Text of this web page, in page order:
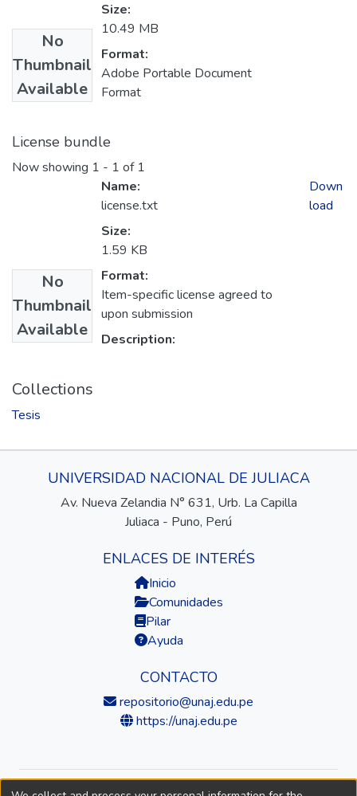
No
Thumbnail
Available
Size:
10.49 MB
Format:
Adobe Portable Document
Format
License bundle
Now showing 1 - 1 of 1
No
Thumbnail
Available
Name:
license.txt
Size:
1.59 KB
Format:
Item-specific license agreed to
upon submission
Description:
Down
load
Collections
Tesis
UNIVERSIDAD NACIONAL DE JULIACA
Av. Nueva Zelandia N° 631, Urb. La Capilla
Juliaca - Puno, Perú
ENLACES DE INTERÉS
Inicio
Comunidades
Pilar
Ayuda
CONTACTO
repositorio@unaj.edu.pe
https://unaj.edu.pe